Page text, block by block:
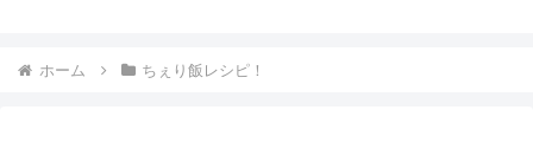
ホーム ちぇり飯レシピ！